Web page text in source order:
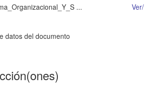
...
datos del documento
Ver/